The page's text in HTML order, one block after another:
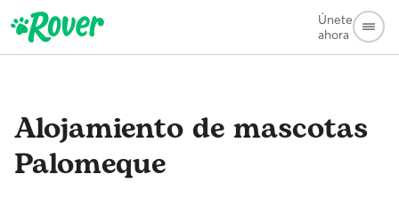
Únete
ahora
Alojamiento de mascotas
Palomeque